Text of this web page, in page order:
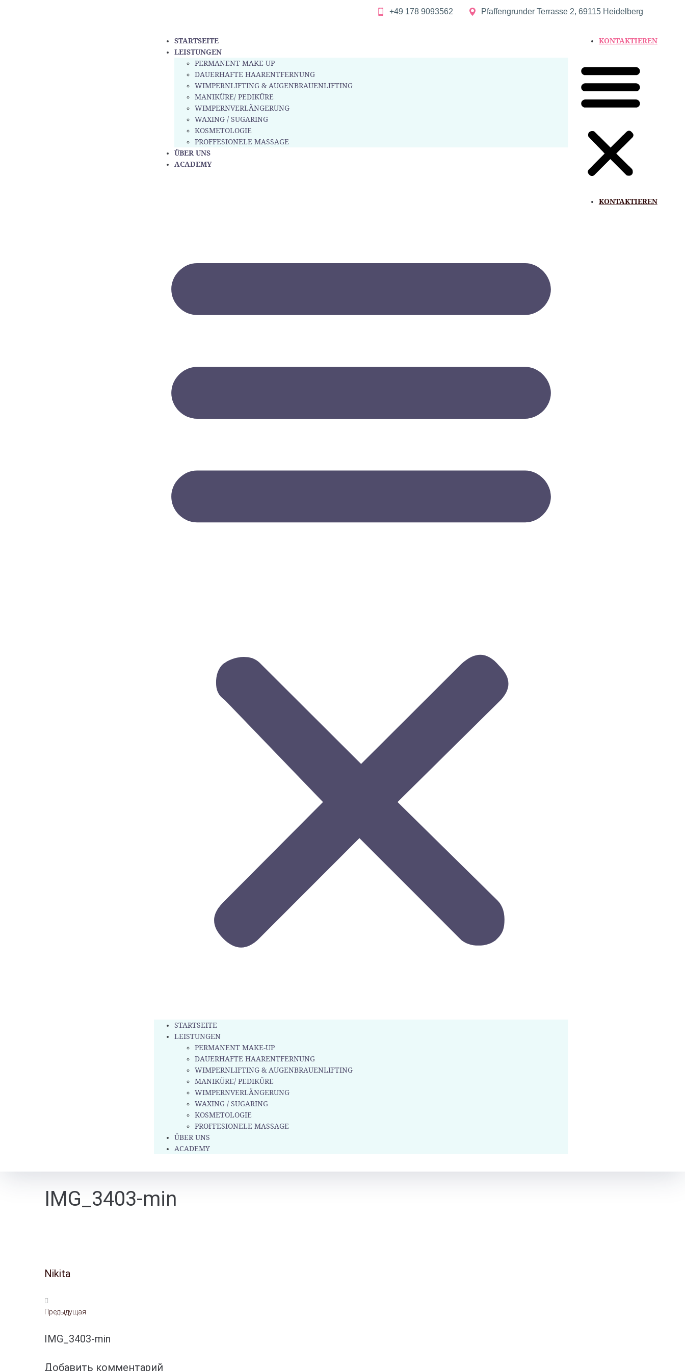
+49 178 9093562 Pfaffengrunder Terrasse 2, 69115 Heidelberg
STARTSEITE
LEISTUNGEN
PERMANENT MAKE-UP
DAUERHAFTE HAARENTFERNUNG
WIMPERNLIFTING & AUGENBRAUENLIFTING
MANIKÜRE/ PEDIKÜRE
WIMPERNVERLÄNGERUNG
WAXING / SUGARING
KOSMETOLOGIE
PROFFESIONELE MASSAGE
ÜBER UNS
ACADEMY
STARTSEITE
LEISTUNGEN
PERMANENT MAKE-UP
DAUERHAFTE HAARENTFERNUNG
WIMPERNLIFTING & AUGENBRAUENLIFTING
MANIKÜRE/ PEDIKÜRE
WIMPERNVERLÄNGERUNG
WAXING / SUGARING
KOSMETOLOGIE
PROFFESIONELE MASSAGE
ÜBER UNS
ACADEMY
KONTAKTIEREN
KONTAKTIEREN
IMG_3403-min
Nikita
Предыдущая
IMG_3403-min
Добавить комментарий